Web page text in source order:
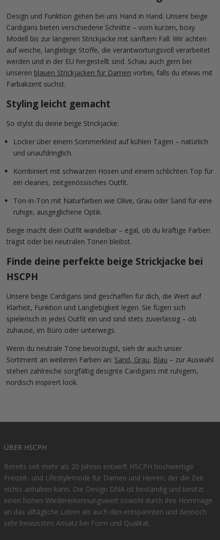
Design und Funktion gehen bei uns Hand in Hand. Unsere beige
Cardigans bieten verschiedene Schnitte – vom kurzen, boxy
Modell bis zur längeren Strickjacke mit sanftem Fall. Wir achten
auf weiche, langlebige Stoffe, die verantwortungsvoll verarbeitet
werden und in der EU hergestellt sind. Schau auch gern bei
unseren blauen Strickjacken für Damen vorbei, falls du etwas mit
Farbakzent suchst.
Styling leicht gemacht
So stylst du deine beige Strickjacke:
Locker über einem Sommerkleid auf kühlen Tagen – natürlich
und unaufdringlich.
Kombiniert mit schwarzen Hosen und einem schlichten Top für
ein cleanes, zeitgenössisches Outfit.
Ton-in-Ton mit Naturfarben wie Olive, Grau oder Sand für eine
ruhige, ausgeglichene Optik.
Beige macht dein Outfit wandelbar – egal, ob du kräftige Farben
trägst oder bei neutralen Tönen bleibst.
Finde deine perfekte beige Strickjacke bei
HSCPH
Unsere beige Cardigans sind geschaffen für dich, die Wert auf
Klarheit, Funktion und Langlebigkeit legen. Sie fügen sich
spielerisch in jedes Outfit ein und sind stets zuverlässig – ob
zuhause, im Büro oder unterwegs.
Wenn du neutrale Töne bevorzugst, sieh dir auch unser
Sortiment an weiteren Farben an: Sand, Grau, Blau – zur Auswahl
stehen zahlreiche sorgfältig designte Cardigans mit ruhigem,
nordisch inspirert look.
ÜBER HSCPH
Bereits seit mehr als 20 Jahren entwirft HSCPH hochwertige
Freizeit- und Lifestylemode für Damen und Herren, der die Zeit
nichts anhaben kann. Die Design DNA ist beständig und besitzt
einen hohen Wiedererkennungswert sowohl durch ihre Hommage
an das alltägliche Leben als auch den entspannten und dennoch
sehr bewussten Ansatz bei Form und Qualität.